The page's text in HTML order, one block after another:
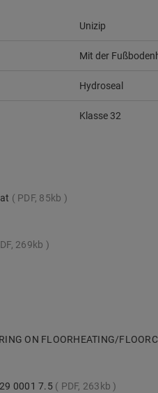
Unizip
Mit der
Hydroseal
Klasse 32
PDF, 85kb
269kb
ON FLOORHEATING/
0001 7.5 PDF, 263kb